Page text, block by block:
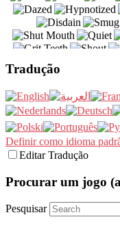
Tradução
Definir como idioma
Editar Tradução
Procurar um jogo
Pesquisar